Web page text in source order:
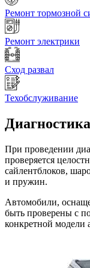
Ремонт тормозной
Ремонт электрики
Сход развал
Техобслуживание
При проведении
проверяется
сайлентблоков,
и пружин.
Автомобили,
быть проверены с
конкретной модели